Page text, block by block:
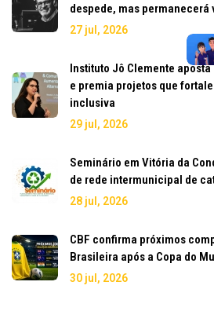
despede, mas permanecerá
27 jul, 2026
Instituto Jô Clemente
e premia projetos que
inclusiva
29 jul, 2026
Seminário em Vitória da
de rede intermunicipal de
28 jul, 2026
CBF confirma próximos
Brasileira após a Copa do
30 jul, 2026